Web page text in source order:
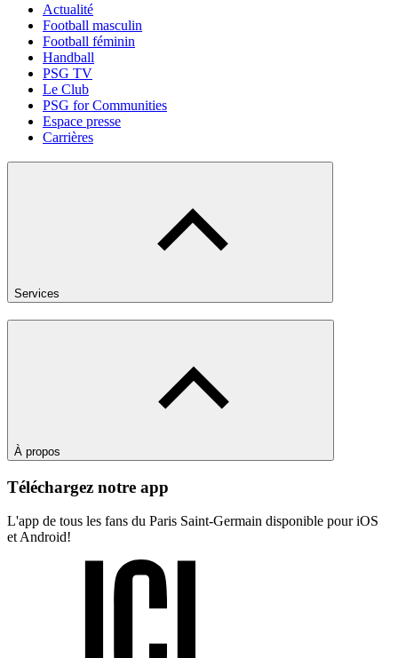
Actualité
Football masculin
Football féminin
Handball
PSG TV
Le Club
PSG for Communities
Espace presse
Carrières
Services
À propos
Téléchargez notre app
L'app de tous les fans du Paris Saint-Germain disponible pour iOS
et Android!